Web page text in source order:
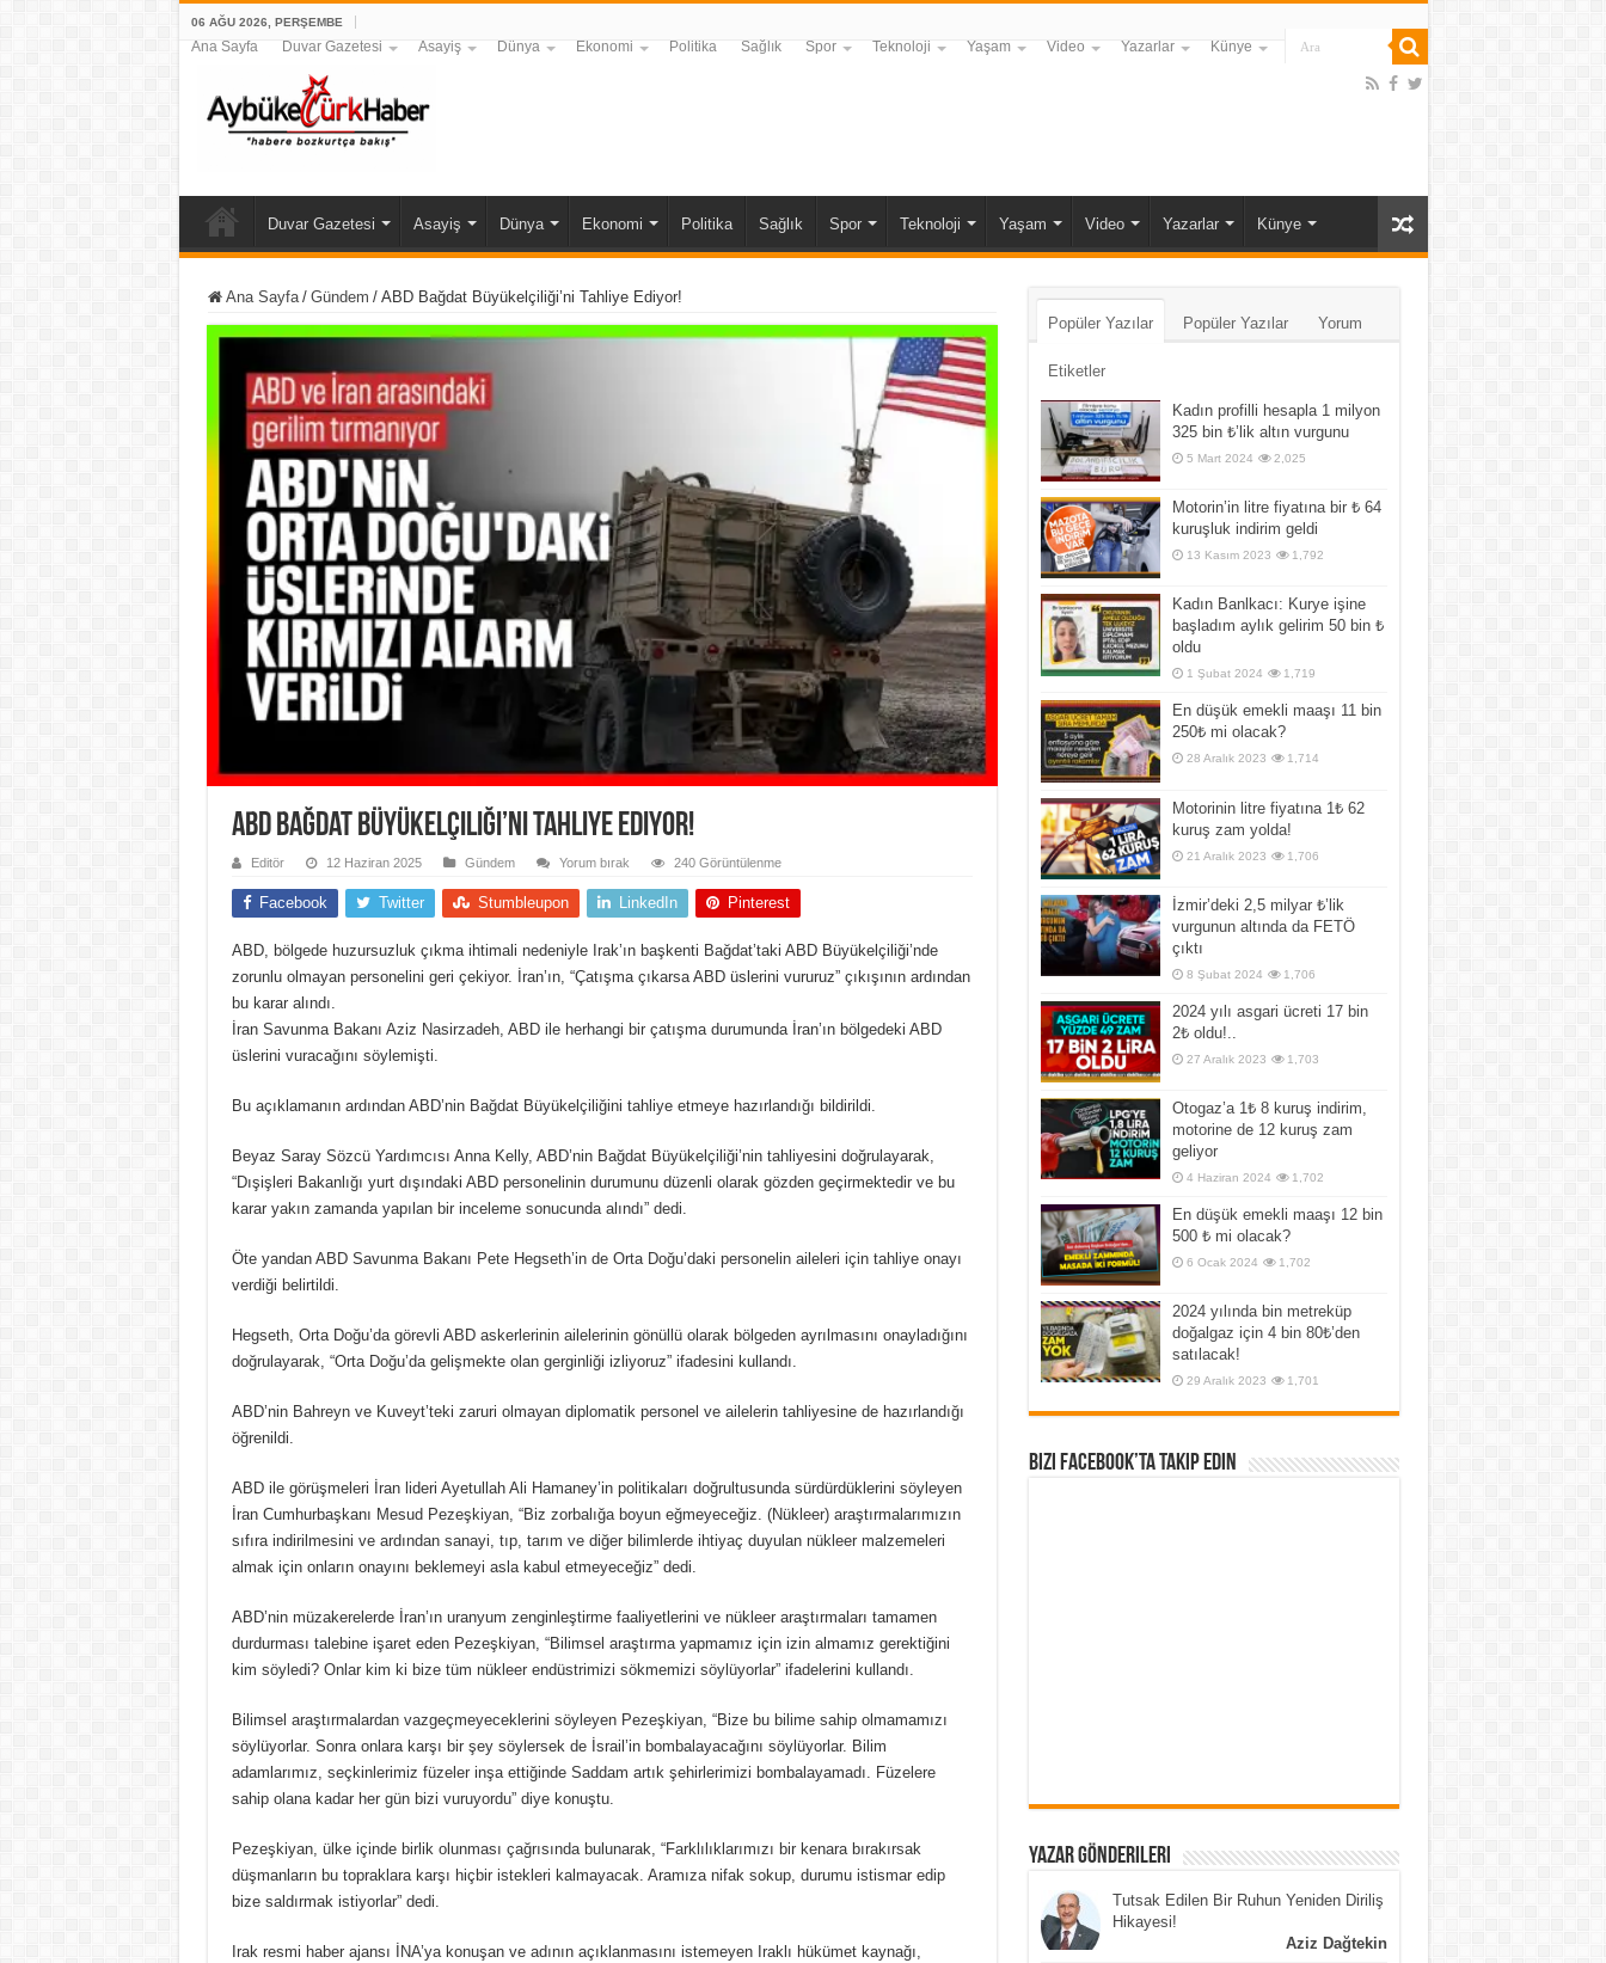
06 AĞU 2026, PERŞEMBE
Ana Sayfa Duvar Gazetesi Asayiş Dünya Ekonomi Politika Sağlık Spor Teknoloji Yaşam Video Yazarlar Künye
Duvar Gazetesi Asayiş Dünya Ekonomi Politika Sağlık Spor Teknoloji Yaşam Video Yazarlar Künye
Ana Sayfa / Gündem / ABD Bağdat Büyükelçiliği’ni Tahliye Ediyor!
ABD Bağdat Büyükelçiliği’ni Tahliye Ediyor!
Editör 12 Haziran 2025 Gündem Yorum bırak 240 Görüntülenme
Facebook Twitter Stumbleupon LinkedIn Pinterest
ABD, bölgede huzursuzluk çıkma ihtimali nedeniyle Irak’ın başkenti Bağdat’taki ABD Büyükelçiliği’nde
zorunlu olmayan personelini geri çekiyor. İran’ın, “Çatışma çıkarsa ABD üslerini vururuz” çıkışının ardından
bu karar alındı.
İran Savunma Bakanı Aziz Nasirzadeh, ABD ile herhangi bir çatışma durumunda İran’ın bölgedeki ABD
üslerini vuracağını söylemişti.
Bu açıklamanın ardından ABD’nin Bağdat Büyükelçiliğini tahliye etmeye hazırlandığı bildirildi.
Beyaz Saray Sözcü Yardımcısı Anna Kelly, ABD’nin Bağdat Büyükelçiliği’nin tahliyesini doğrulayarak,
“Dışişleri Bakanlığı yurt dışındaki ABD personelinin durumunu düzenli olarak gözden geçirmektedir ve bu
karar yakın zamanda yapılan bir inceleme sonucunda alındı” dedi.
Öte yandan ABD Savunma Bakanı Pete Hegseth’in de Orta Doğu’daki personelin aileleri için tahliye onayı
verdiği belirtildi.
Hegseth, Orta Doğu’da görevli ABD askerlerinin ailelerinin gönüllü olarak bölgeden ayrılmasını onayladığını
doğrulayarak, “Orta Doğu’da gelişmekte olan gerginliği izliyoruz” ifadesini kullandı.
ABD’nin Bahreyn ve Kuveyt’teki zaruri olmayan diplomatik personel ve ailelerin tahliyesine de hazırlandığı
öğrenildi.
ABD ile görüşmeleri İran lideri Ayetullah Ali Hamaney’in politikaları doğrultusunda sürdürdüklerini söyleyen
İran Cumhurbaşkanı Mesud Pezeşkiyan, “Biz zorbalığa boyun eğmeyeceğiz. (Nükleer) araştırmalarımızın
sıfıra indirilmesini ve ardından sanayi, tıp, tarım ve diğer bilimlerde ihtiyaç duyulan nükleer malzemeleri
almak için onların onayını beklemeyi asla kabul etmeyeceğiz” dedi.
ABD’nin müzakerelerde İran’ın uranyum zenginleştirme faaliyetlerini ve nükleer araştırmaları tamamen
durdurması talebine işaret eden Pezeşkiyan, “Bilimsel araştırma yapmamız için izin almamız gerektiğini
kim söyledi? Onlar kim ki bize tüm nükleer endüstrimizi sökmemizi söylüyorlar” ifadelerini kullandı.
Bilimsel araştırmalardan vazgeçmeyeceklerini söyleyen Pezeşkiyan, “Bize bu bilime sahip olmamamızı
söylüyorlar. Sonra onlara karşı bir şey söylersek de İsrail’in bombalayacağını söylüyorlar. Bilim
adamlarımız, seçkinlerimiz füzeler inşa ettiğinde Saddam artık şehirlerimizi bombalayamadı. Füzelere
sahip olana kadar her gün bizi vuruyordu” diye konuştu.
Pezeşkiyan, ülke içinde birlik olunması çağrısında bulunarak, “Farklılıklarımızı bir kenara bırakırsak
düşmanların bu topraklara karşı hiçbir istekleri kalmayacak. Aramıza nifak sokup, durumu istismar edip
bize saldırmak istiyorlar” dedi.
Irak resmi haber ajansı İNA’ya konuşan ve adının açıklanmasını istemeyen Iraklı hükümet kaynağı,
Popüler Yazılar Popüler Yazılar Yorum
Etiketler
Kadın profilli hesapla 1 milyon
325 bin ₺’lik altın vurgunu
5 Mart 2024 2,025
Motorin’in litre fiyatına bir ₺ 64
kuruşluk indirim geldi
13 Kasım 2023 1,792
Kadın Banlkacı: Kurye işine
başladım aylık gelirim 50 bin ₺
oldu
1 Şubat 2024 1,719
En düşük emekli maaşı 11 bin
250₺ mi olacak?
28 Aralık 2023 1,714
Motorinin litre fiyatına 1₺ 62
kuruş zam yolda!
21 Aralık 2023 1,706
İzmir’deki 2,5 milyar ₺’lik
vurgunun altında da FETÖ
çıktı
8 Şubat 2024 1,706
2024 yılı asgari ücreti 17 bin
2₺ oldu!..
27 Aralık 2023 1,703
Otogaz’a 1₺ 8 kuruş indirim,
motorine de 12 kuruş zam
geliyor
4 Haziran 2024 1,702
En düşük emekli maaşı 12 bin
500 ₺ mi olacak?
6 Ocak 2024 1,702
2024 yılında bin metreküp
doğalgaz için 4 bin 80₺’den
satılacak!
29 Aralık 2023 1,701
Bizi Facebook’ta Takip Edin
Yazar Gönderileri
Tutsak Edilen Bir Ruhun Yeniden Diriliş
Hikayesi!
Aziz Dağtekin